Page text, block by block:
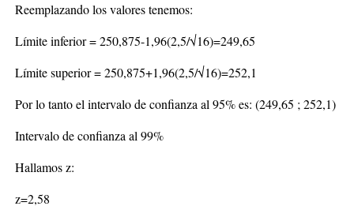
Reemplazando los valores tenemos:
Límite inferior = 250,875-1,96(2,5/√16)=249,65
Límite superior = 250,875+1,96(2,5/√16)=252,1
Por lo tanto el intervalo de confianza al 95% es: (249,65 ; 252,1)
Intervalo de confianza al 99%
Hallamos z:
z=2,58